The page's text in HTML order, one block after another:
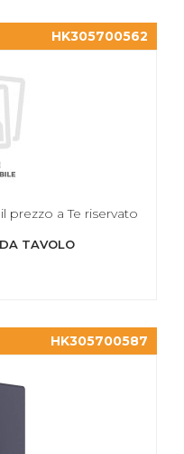
HK305700562
prezzo a Te riservato
TAVOLO
HK305700587